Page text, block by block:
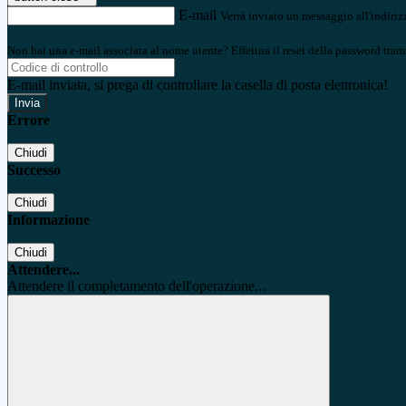
E-mail Verrà inviato un messaggio
Non hai una e-mail associata al nome utente? Effettua il reset della password
E-mail inviata, si prega di controllare la casella di posta elettronica!
Errore
Chiudi
Successo
Chiudi
Informazione
Chiudi
Attendere...
Attendere il completamento dell'operazione...